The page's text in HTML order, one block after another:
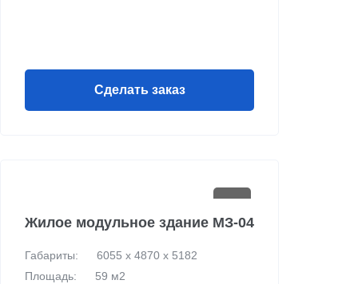
Сделать заказ
Жилое модульное здание МЗ-04
Габариты:
6055 х 4870 х 5182
Площадь:
59 м2